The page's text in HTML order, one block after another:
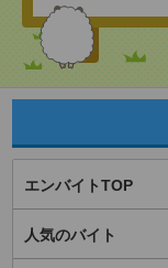
エンバイトTOP
人気のバイト